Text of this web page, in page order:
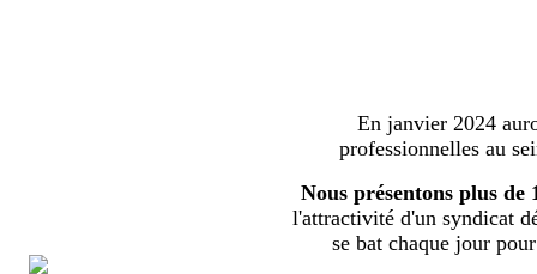
En janvier 2024
professionnelles au
Nous présentons plus de
l'attractivité d'un syndicat
se bat chaque jour